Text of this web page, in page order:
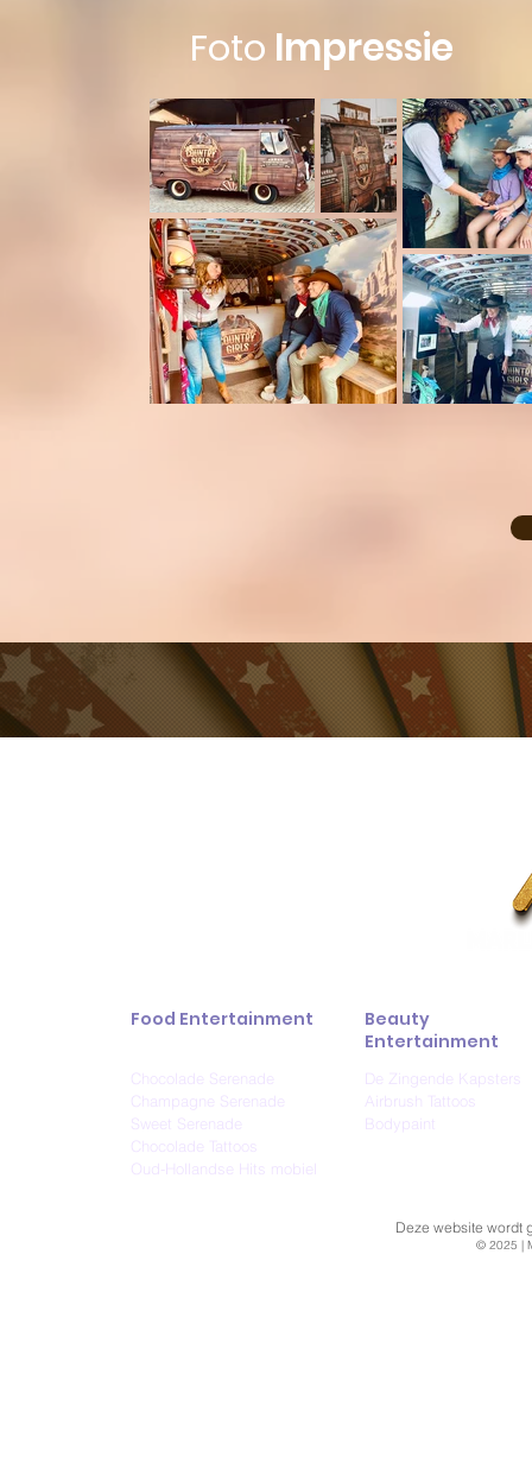
Foto Impressie
Food Entertainment
Chocolade Serenade
Champagne Serenade
Sweet Serenade
Chocolade Tattoos
Oud-Hollandse Hits mobiel
Beauty
Entertainment
De Zingende Kapsters
Airbrush Tattoos
Bodypaint
Deze website wordt
© 2025 |